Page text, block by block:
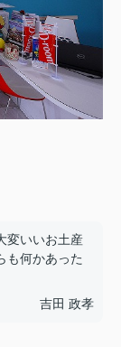
変いいお土産
も何かあった
吉田 政孝